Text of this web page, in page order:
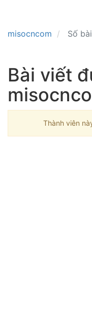
misocncom Số
Bài viết
Thành viên